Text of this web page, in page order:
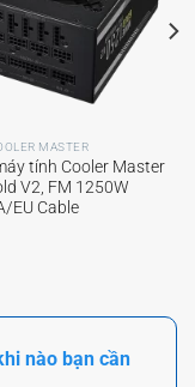
MASTER
tính Cooler Master
V2, FM 1250W
EU Cable
nào bạn cần